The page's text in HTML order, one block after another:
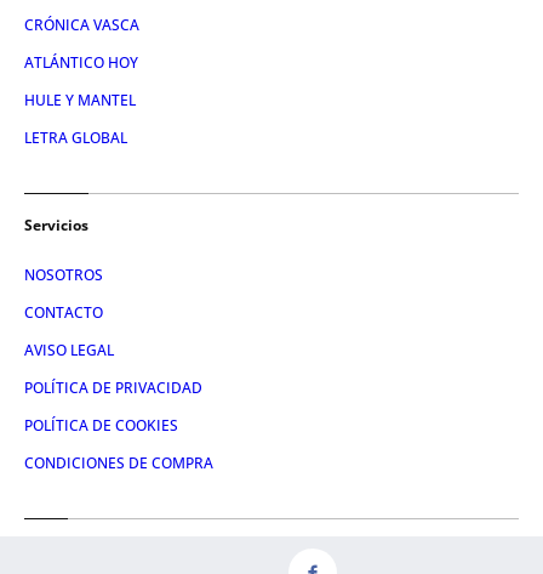
CRÓNICA VASCA
ATLÁNTICO HOY
HULE Y MANTEL
LETRA GLOBAL
Servicios
NOSOTROS
CONTACTO
AVISO LEGAL
POLÍTICA DE PRIVACIDAD
POLÍTICA DE COOKIES
CONDICIONES DE COMPRA